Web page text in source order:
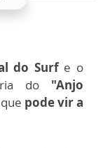
do Surfe o
do "Anjo
que pode vir a